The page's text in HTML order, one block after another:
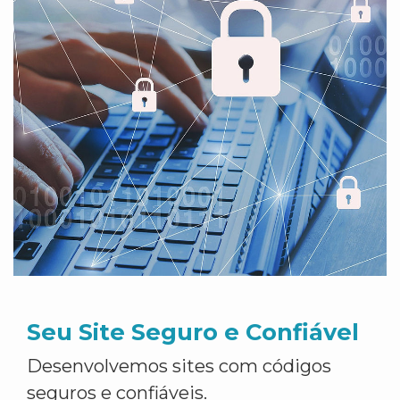
Seu Site Seguro e Confiável
Desenvolvemos sites com códigos
seguros e confiáveis.